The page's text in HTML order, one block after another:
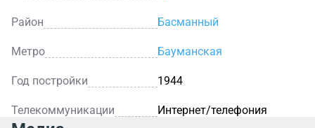
Район Басманный
Метро Бауманская
Год постройки 1944
Телекоммуникации Интернет/телефония